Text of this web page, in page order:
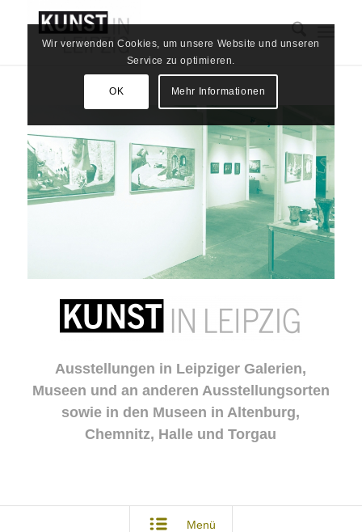
Ausstellungen in Leipziger Galerien,
Museen und an anderen Ausstellungsorten
sowie in den Museen in Altenburg,
Chemnitz, Halle und Torgau
Menü
Wir verwenden Cookies, um unsere Website und unseren
Service zu optimieren.
OK Mehr Informationen